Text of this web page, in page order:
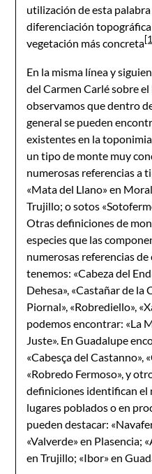
utilización de esta
diferenciación
vegetación más concreta
En la misma línea y
del Carmen Carlé sobre
observamos que dentro
general se pueden
existentes en la
un tipo de monte muy
numerosas referencias a
«Mata del Llano» en
Trujillo; o sotos
Otras definiciones de
especies que las
numerosas referencias
tenemos: «Cabeza del
Dehesa», «Castañar de la
Piornal», «Robrediello»,
podemos encontrar: «La
Juste». En Guadalupe
«Cabesça del Castanno»,
«Robredo Fermoso», y
definiciones identifican
lugares poblados o en
pueden destacar:
«Valverde» en Plasencia;
en Trujillo; «Ibor» en